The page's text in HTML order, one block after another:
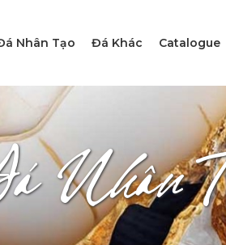
Nhân Tạo Đá Khác Catalogue
Nhân